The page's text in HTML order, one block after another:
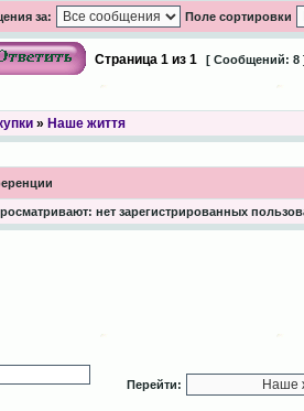
за: Поле сортировки
Страница 1из 1 [ Сообщений: 8
» Наше життя
нет зарегистрированных
Перейти: